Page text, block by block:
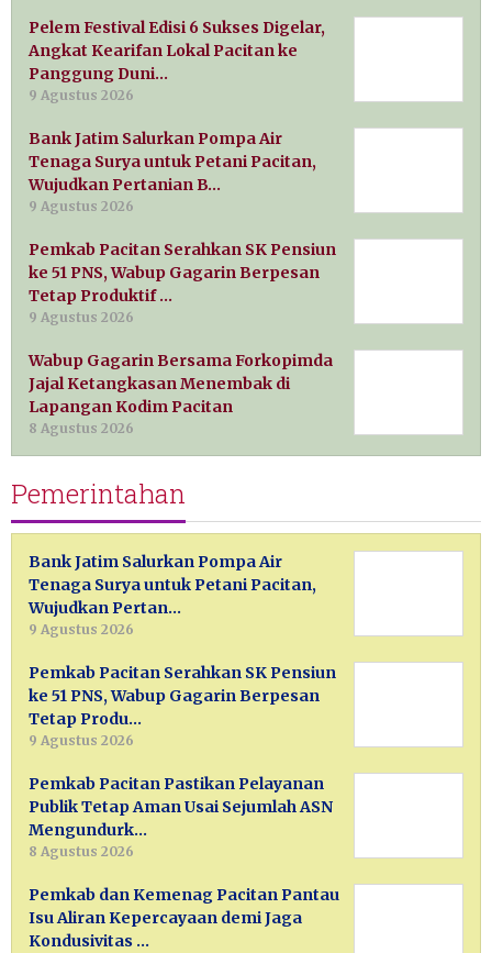
Pelem Festival Edisi 6 Sukses Digelar,
Angkat Kearifan Lokal Pacitan ke
Panggung Duni…
9 Agustus 2026
Bank Jatim Salurkan Pompa Air
Tenaga Surya untuk Petani Pacitan,
Wujudkan Pertanian B…
9 Agustus 2026
Pemkab Pacitan Serahkan SK Pensiun
ke 51 PNS, Wabup Gagarin Berpesan
Tetap Produktif …
9 Agustus 2026
Wabup Gagarin Bersama Forkopimda
Jajal Ketangkasan Menembak di
Lapangan Kodim Pacitan
8 Agustus 2026
Pemerintahan
Bank Jatim Salurkan Pompa Air
Tenaga Surya untuk Petani Pacitan,
Wujudkan Pertan…
9 Agustus 2026
Pemkab Pacitan Serahkan SK Pensiun
ke 51 PNS, Wabup Gagarin Berpesan
Tetap Produ…
9 Agustus 2026
Pemkab Pacitan Pastikan Pelayanan
Publik Tetap Aman Usai Sejumlah ASN
Mengundurk…
8 Agustus 2026
Pemkab dan Kemenag Pacitan Pantau
Isu Aliran Kepercayaan demi Jaga
Kondusivitas …